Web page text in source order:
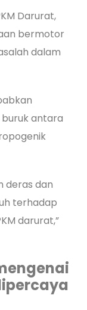
Darurat,
bermotor
dalam
buruk antara
deras dan
terhadap
darurat,”